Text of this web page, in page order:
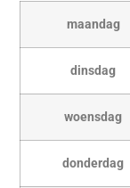
maandag
dinsdag
woensdag
donderdag